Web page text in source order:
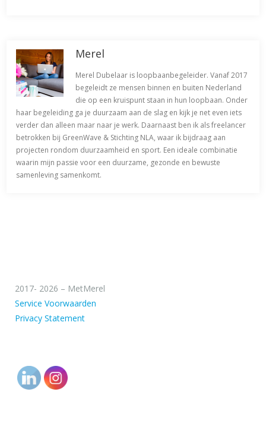
weerstand
Merel
Merel Dubelaar is loopbaanbegeleider. Vanaf 2017
begeleidt ze mensen binnen en buiten Nederland
die op een kruispunt staan in hun loopbaan. Onder
haar begeleiding ga je duurzaam aan de slag en kijk je net even iets
verder dan alleen maar naar je werk. Daarnaast ben ik als freelancer
betrokken bij GreenWave & Stichting NLA, waar ik bijdraag aan
projecten rondom duurzaamheid en sport. Een ideale combinatie
waarin mijn passie voor een duurzame, gezonde en bewuste
samenleving samenkomt.
2017- 2026 – MetMerel
Service Voorwaarden
Privacy Statement